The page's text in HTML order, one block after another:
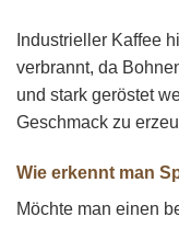
Industrieller Kaffee
verbrannt, da
und stark geröstet
Geschmack zu
Wie erkennt man
Möchte man einen